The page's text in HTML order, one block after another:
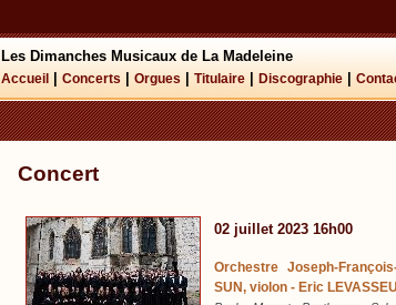
Les Dimanches Musicaux de La Madeleine
Accueil Concerts Orgues Titulaire Discographie
Concert
02 juillet 2023 16h00
Orchestre Joseph-
SUN, violon - Eric